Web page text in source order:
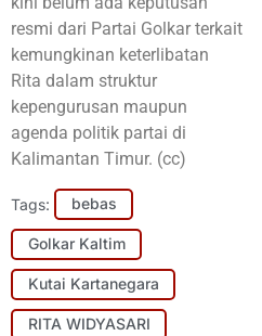
resmi dari Partai Golkar terkait
kemungkinan keterlibatan
Rita dalam struktur
kepengurusan maupun
agenda politik partai di
Kalimantan Timur. (cc)
Tags: bebas
Golkar Kaltim
Kutai Kartanegara
RITA WIDYASARI